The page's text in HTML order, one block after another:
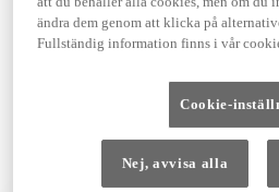
kombination med Toyota
12 månaders vägassistans
ändra dem genom att klicka på
Fullständig information finns i vår
Cookie-
Nej, avvisa alla